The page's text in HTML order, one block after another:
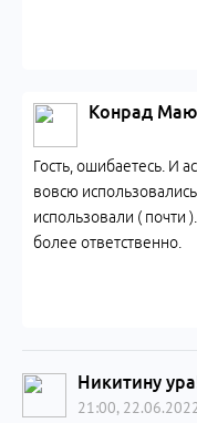
Конрад
Гость, ошибаетесь. И
вовсю
использовали (
более ответственно.
Никитину
21:00,